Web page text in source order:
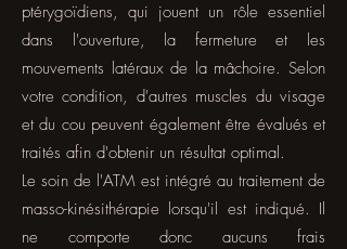
ptérygoïdiens, qui jouent un rôle essentiel
dans l'ouverture, la fermeture et les
mouvements latéraux de la mâchoire. Selon
votre condition, d'autres muscles du visage
et du cou peuvent également être évalués et
traités afin d'obtenir un résultat optimal.
Le soin de l'ATM est intégré au traitement de
masso-kinésithérapie lorsqu'il est indiqué. Il
ne comporte donc aucuns frais